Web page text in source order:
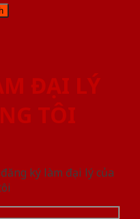
ĐẠI LÝ
TÔI
ký làm đại lý của